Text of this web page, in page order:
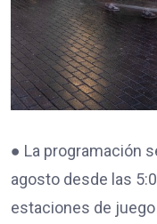
● La programación
agosto desde las
estaciones de